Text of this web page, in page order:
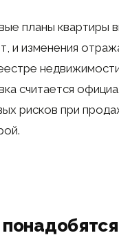
планы квартиры
и изменения
считается
рисков при